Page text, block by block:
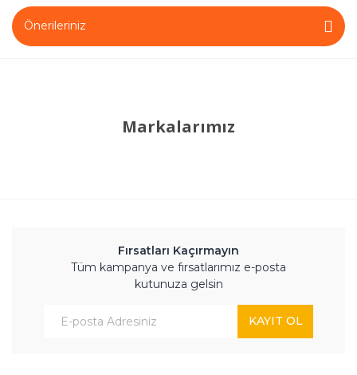
Önerileriniz
Markalarımız
Fırsatları Kaçırmayın
Tüm kampanya ve fırsatlarımız e-posta
kutunuza gelsin
KAYIT OL